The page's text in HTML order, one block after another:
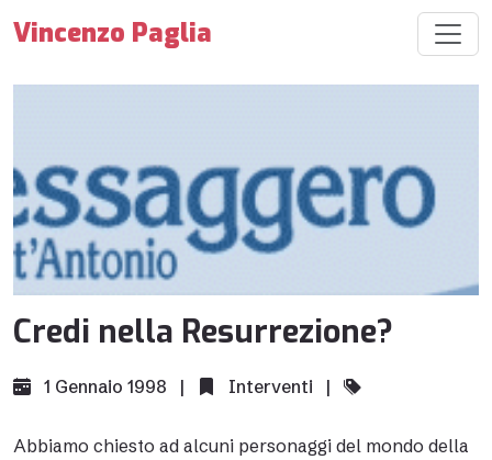
Vincenzo Paglia
Credi nella Resurrezione?
1 Gennaio 1998 | Interventi |
Abbiamo chiesto ad alcuni personaggi del mondo della